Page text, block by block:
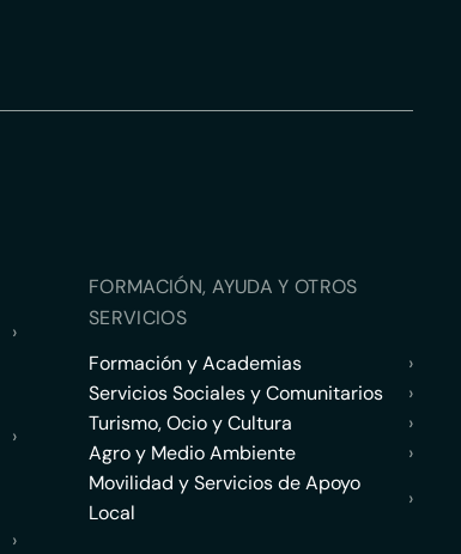
›
›
›
FORMACIÓN, AYUDA Y OTROS
SERVICIOS
Formación y Academias
›
Servicios Sociales y Comunitarios
›
Turismo, Ocio y Cultura
›
Agro y Medio Ambiente
›
Movilidad y Servicios de Apoyo
Local
›